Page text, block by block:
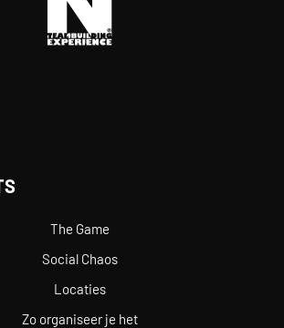
The Game
Social Chaos
Locaties
Zo organiseer je het